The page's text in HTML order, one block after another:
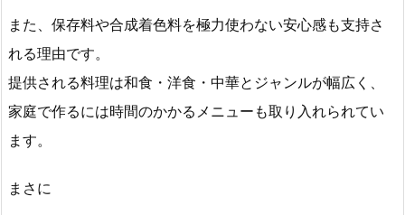
また、保存料や合成着色料を極力使わない安心感も支持さ
れる理由です。
提供される料理は和食・洋食・中華とジャンルが幅広く、
家庭で作るには時間のかかるメニューも取り入れられてい
ます。
まさに